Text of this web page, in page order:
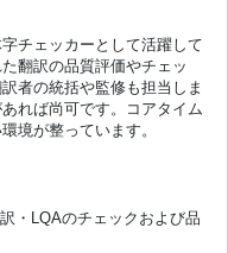
チェッカーとして活躍して
翻訳の品質評価やチェッ
者の統括や監修も担当しま
れば尚可です。コアタイム
境が整っています。
・LQAのチェックおよび品